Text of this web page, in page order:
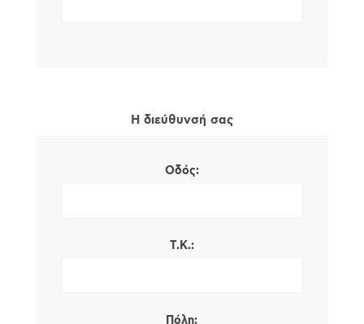
Η διεύθυνσή σας
Οδός:
Τ.Κ.:
Πόλη: